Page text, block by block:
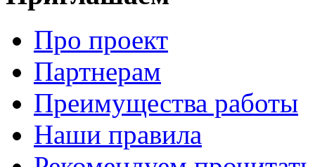
Про проект
Партнерам
Преимущества работы
Наши правила